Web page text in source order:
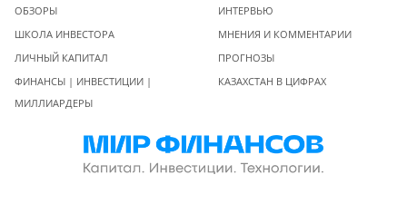
ОБЗОРЫ
ШКОЛА ИНВЕСТОРА
ЛИЧНЫЙ КАПИТАЛ
ФИНАНСЫ | ИНВЕСТИЦИИ |
МИЛЛИАРДЕРЫ
ИНТЕРВЬЮ
МНЕНИЯ И КОММЕНТАРИИ
ПРОГНОЗЫ
КАЗАХСТАН В ЦИФРАХ